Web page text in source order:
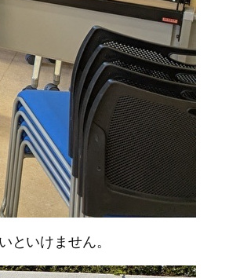
いけません。